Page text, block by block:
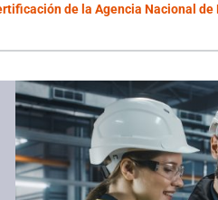
de la Agencia Nacional